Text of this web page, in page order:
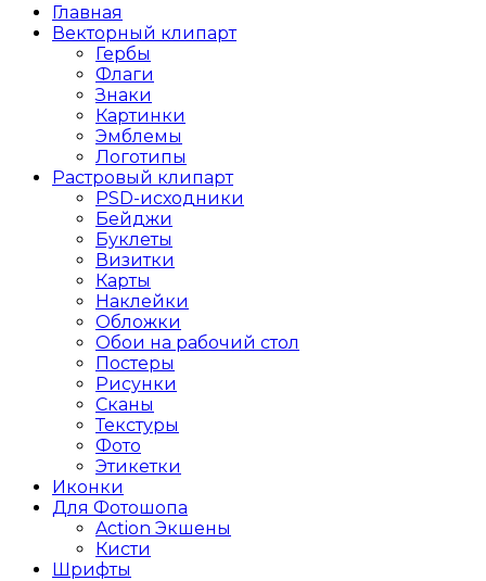
Главная
Векторный клипарт
Гербы
Флаги
Знаки
Картинки
Эмблемы
Логотипы
Растровый клипарт
PSD-исходники
Бейджи
Буклеты
Визитки
Карты
Наклейки
Обложки
Обои на рабочий стол
Постеры
Рисунки
Сканы
Текстуры
Фото
Этикетки
Иконки
Для Фотошопа
Action Экшены
Кисти
Шрифты